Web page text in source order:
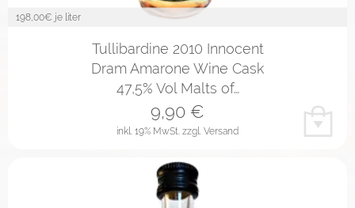
198,00€ je liter
Tullibardine 2010 Innocent
Dram Amarone Wine Cask
47,5% Vol Malts of…
inkl. 19% MwSt. zzgl. Versand
9,90 €